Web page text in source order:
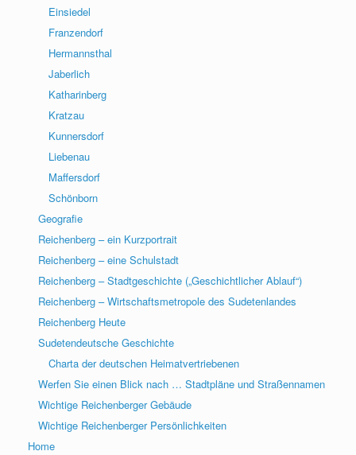
Einsiedel
Franzendorf
Hermannsthal
Jaberlich
Katharinberg
Kratzau
Kunnersdorf
Liebenau
Maffersdorf
Schönborn
Geografie
Reichenberg – ein Kurzportrait
Reichenberg – eine Schulstadt
Reichenberg – Stadtgeschichte („Geschichtlicher Ablauf“)
Reichenberg – Wirtschaftsmetropole des Sudetenlandes
Reichenberg Heute
Sudetendeutsche Geschichte
Charta der deutschen Heimatvertriebenen
Werfen Sie einen Blick nach … Stadtpläne und Straßennamen
Wichtige Reichenberger Gebäude
Wichtige Reichenberger Persönlichkeiten
Home